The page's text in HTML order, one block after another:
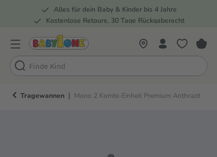
Zur Hauptnavigation springen
Alles für dein Baby & Kinder bis 4 Jahre
Kostenlose Retoure, 30 Tage Rückgaberecht
Tragewannen | Mono 2 Kombi-Einheit Premium Anthrazit